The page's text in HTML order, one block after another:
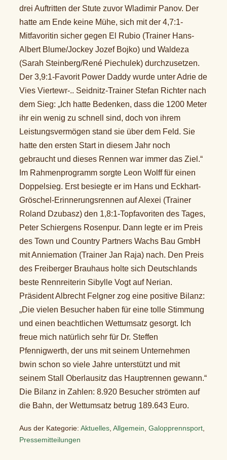
drei Auftritten der Stute zuvor Wladimir Panov. Der
hatte am Ende keine Mühe, sich mit der 4,7:1-
Mitfavoritin sicher gegen El Rubio (Trainer Hans-
Albert Blume/Jockey Jozef Bojko) und Waldeza
(Sarah Steinberg/René Piechulek) durchzusetzen.
Der 3,9:1-Favorit Power Daddy wurde unter Adrie de
Vies Viertewr-.. Seidnitz-Trainer Stefan Richter nach
dem Sieg: „Ich hatte Bedenken, dass die 1200 Meter
ihr ein wenig zu schnell sind, doch von ihrem
Leistungsvermögen stand sie über dem Feld. Sie
hatte den ersten Start in diesem Jahr noch
gebraucht und dieses Rennen war immer das Ziel.“
Im Rahmenprogramm sorgte Leon Wolff für einen
Doppelsieg. Erst besiegte er im Hans und Eckhart-
Gröschel-Erinnerungsrennen auf Alexei (Trainer
Roland Dzubasz) den 1,8:1-Topfavoriten des Tages,
Peter Schiergens Rosenpur. Dann legte er im Preis
des Town und Country Partners Wachs Bau GmbH
mit Anniemation (Trainer Jan Raja) nach. Den Preis
des Freiberger Brauhaus holte sich Deutschlands
beste Rennreiterin Sibylle Vogt auf Nerian.
Präsident Albrecht Felgner zog eine positive Bilanz:
„Die vielen Besucher haben für eine tolle Stimmung
und einen beachtlichen Wettumsatz gesorgt. Ich
freue mich natürlich sehr für Dr. Steffen
Pfennigwerth, der uns mit seinem Unternehmen
bwin schon so viele Jahre unterstützt und mit
seinem Stall Oberlausitz das Hauptrennen gewann.“
Die Bilanz in Zahlen: 8.920 Besucher strömten auf
die Bahn, der Wettumsatz betrug 189.643 Euro.
Aus der Kategorie: Aktuelles, Allgemein, Galopprennsport,
Pressemitteilungen